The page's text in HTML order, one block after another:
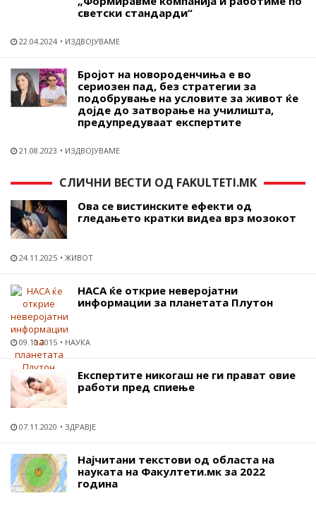
светски стандарди“
22.04.2024 ИЗДВОЈУВАМЕ
Бројот на новороденчиња е во
сериозен пад, без стратегии за
подобрување на условите за живот ќе
дојде до затворање на училишта,
предупредуваат експертите
21.08.2023 ИЗДВОЈУВАМЕ
СЛИЧНИ ВЕСТИ ОД FAKULTETI.MK
Ова се вистинските ефекти од
гледањето кратки видеа врз мозокот
24.11.2025 ЖИВОТ
НАСА ќе открие неверојатни
информации за планетата Плутон
09.10.2015 НАУКА
Експертите никогаш не ги прават овие
работи пред спиење
07.11.2020 ЗДРАВЈЕ
Најчитани текстови од областа на
науката на Факултети.мк за 2022
година